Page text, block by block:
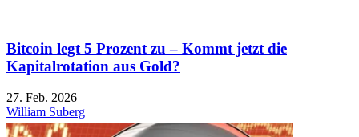
Bitcoin legt 5 Prozent zu – Kommt jetzt die
Kapitalrotation aus Gold?
27. Feb. 2026
William Suberg